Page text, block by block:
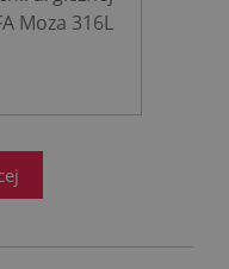
Moza 316L
stanęło